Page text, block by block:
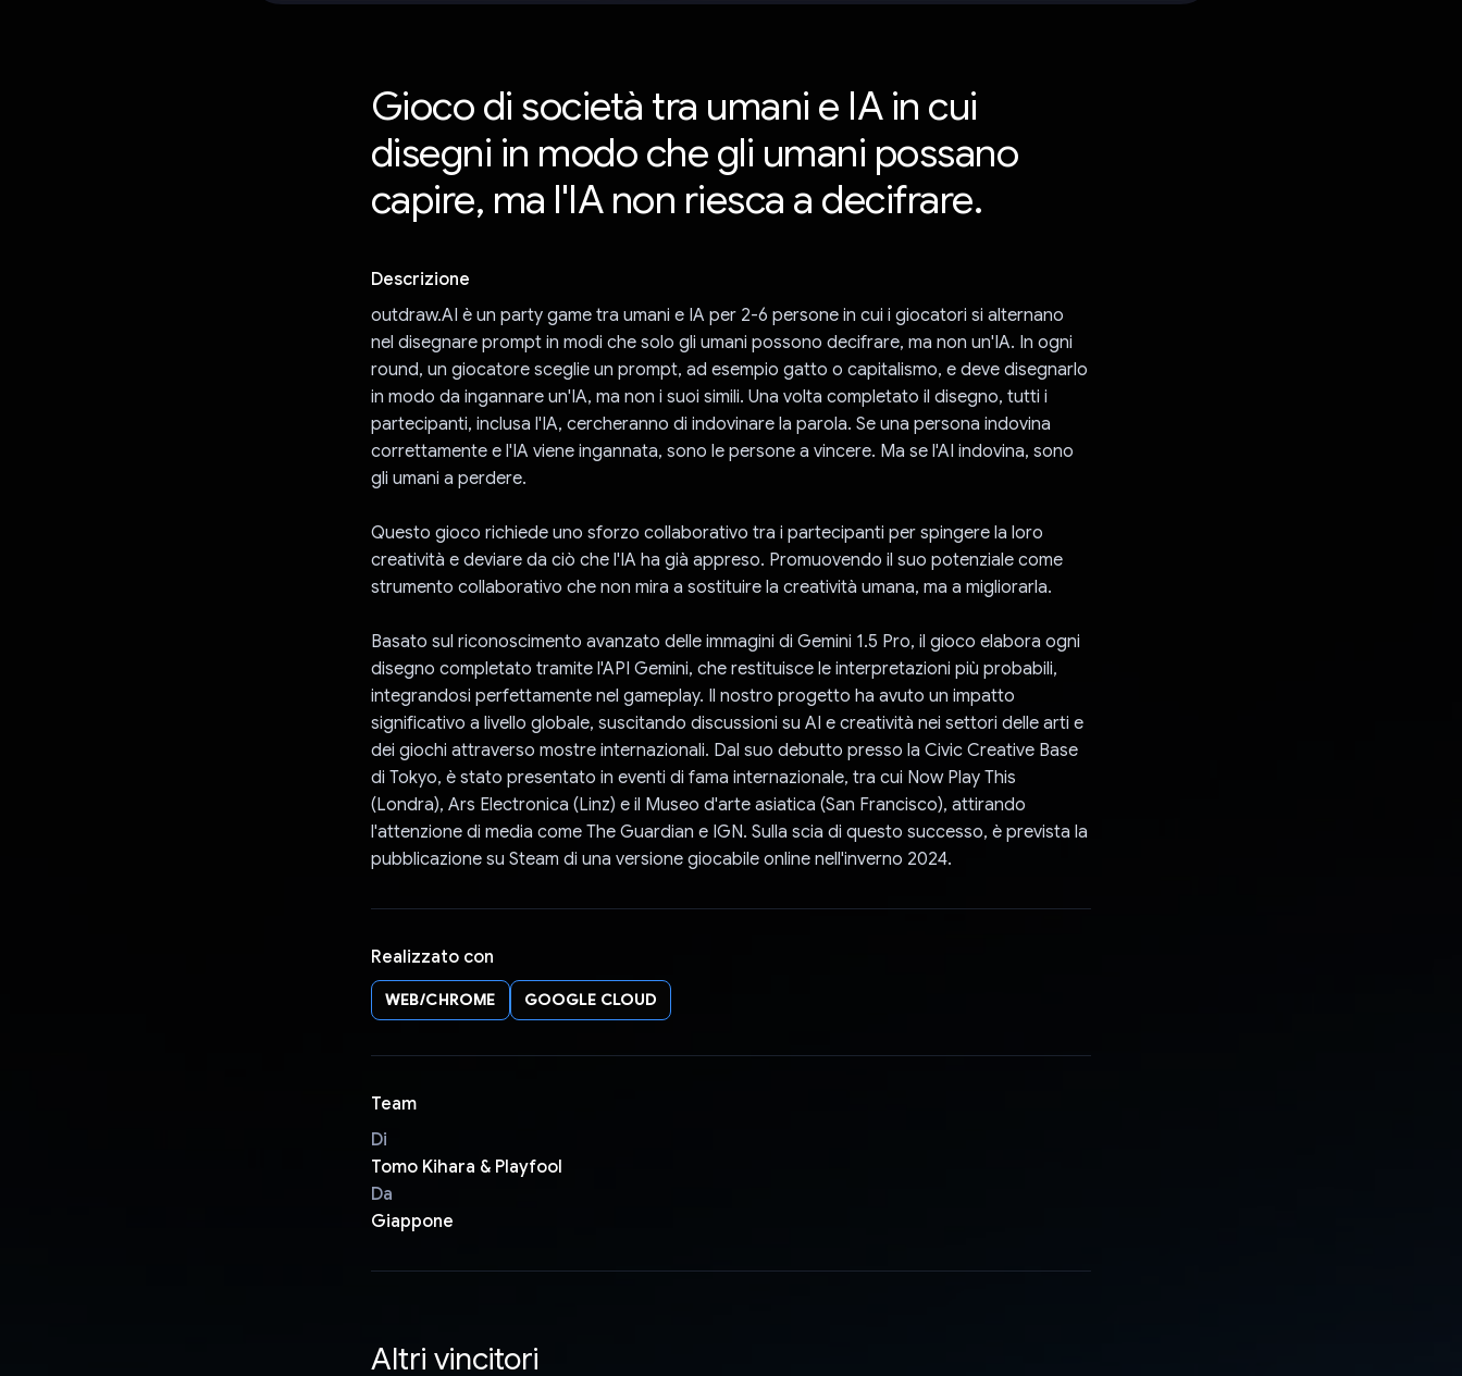
Gioco di società tra umani e IA in cui
disegni in modo che gli umani possano
capire, ma l'IA non riesca a decifrare.
Descrizione
outdraw.AI è un party game tra umani e IA per 2-6 persone in cui i giocatori si alternano
nel disegnare prompt in modi che solo gli umani possono decifrare, ma non un'IA. In ogni
round, un giocatore sceglie un prompt, ad esempio gatto o capitalismo, e deve disegnarlo
in modo da ingannare un'IA, ma non i suoi simili. Una volta completato il disegno, tutti i
partecipanti, inclusa l'IA, cercheranno di indovinare la parola. Se una persona indovina
correttamente e l'IA viene ingannata, sono le persone a vincere. Ma se l'AI indovina, sono
gli umani a perdere.
Questo gioco richiede uno sforzo collaborativo tra i partecipanti per spingere la loro
creatività e deviare da ciò che l'IA ha già appreso. Promuovendo il suo potenziale come
strumento collaborativo che non mira a sostituire la creatività umana, ma a migliorarla.
Basato sul riconoscimento avanzato delle immagini di Gemini 1.5 Pro, il gioco elabora ogni
disegno completato tramite l'API Gemini, che restituisce le interpretazioni più probabili,
integrandosi perfettamente nel gameplay. Il nostro progetto ha avuto un impatto
significativo a livello globale, suscitando discussioni su AI e creatività nei settori delle arti e
dei giochi attraverso mostre internazionali. Dal suo debutto presso la Civic Creative Base
di Tokyo, è stato presentato in eventi di fama internazionale, tra cui Now Play This
(Londra), Ars Electronica (Linz) e il Museo d'arte asiatica (San Francisco), attirando
l'attenzione di media come The Guardian e IGN. Sulla scia di questo successo, è prevista la
pubblicazione su Steam di una versione giocabile online nell'inverno 2024.
Realizzato con
WEB/CHROME GOOGLE CLOUD
Team
Di
Tomo Kihara & Playfool
Da
Giappone
Altri vincitori